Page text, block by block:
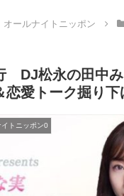
オールナイトニッポン
DJ松永の田中み
恋愛トーク掘り下
トニッポン0